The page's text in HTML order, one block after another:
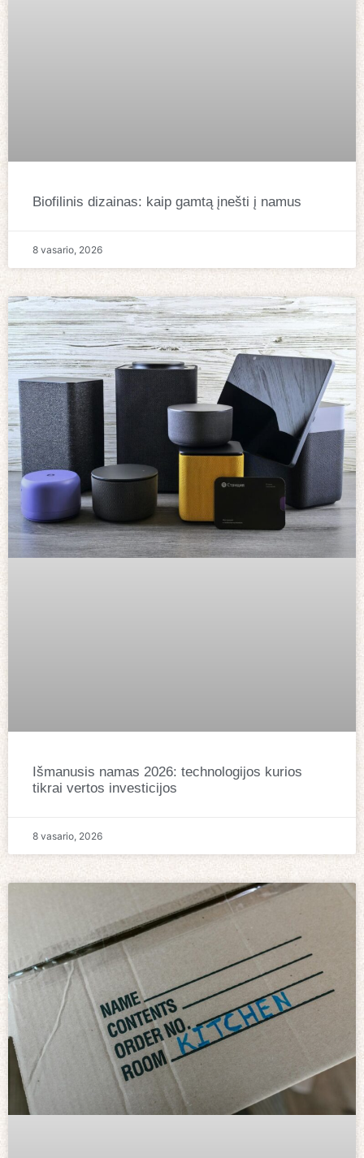
Biofilinis dizainas: kaip gamtą įnešti į namus
8 vasario, 2026
Išmanusis namas 2026: technologijos kurios
tikrai vertos investicijos
8 vasario, 2026